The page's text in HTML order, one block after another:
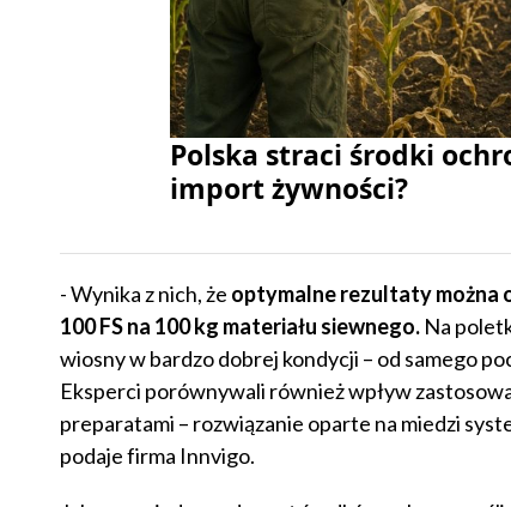
Polska straci środki
import żywności?
- Wynika z nich, że optymalne rezultaty można
100 FS na 100 kg materiału siewnego.Na
wiosny w bardzo dobrej kondycji – od samego
Eksperci porównywali również wpływ
preparatami – rozwiązanie oparte na miedzi
podaje firma Innvigo.